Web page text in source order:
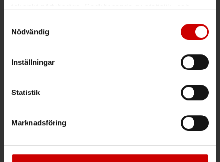
länder utanför EU med olika dataskyddsnormer. Genom
att godkänna samtycker du till sådana överföringar. Läs
Nödvändig
Inställningar
Statistik
Marknadsföring
Håll dig uppdaterad med nyhetsbrev och få 200kr* rabatt på
*Gäller vid köp för 2000 kr eller mer.